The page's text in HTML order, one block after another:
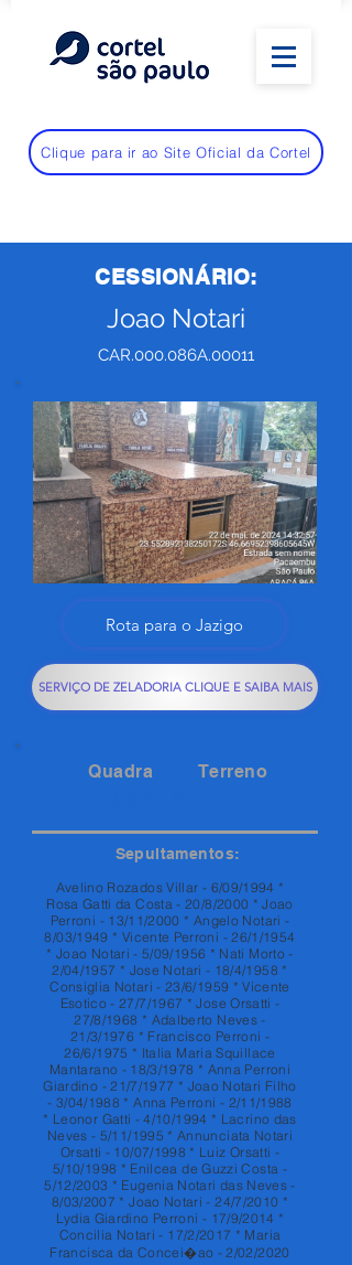
Clique para ir ao Site Oficial da Cortel
CESSIONÁRIO:
Joao Notari
CAR.000.086A.00011
Rota para o Jazigo
SERVIÇO DE ZELADORIA CLIQUE E SAIBA MAIS
Quadra Terreno
Sepultamentos:
Avelino Rozados Villar - 6/09/1994 *
Rosa Gatti da Costa - 20/8/2000 * Joao
Perroni - 13/11/2000 * Angelo Notari -
8/03/1949 * Vicente Perroni - 26/1/1954
* Joao Notari - 5/09/1956 * Nati Morto -
2/04/1957 * Jose Notari - 18/4/1958 *
Consiglia Notari - 23/6/1959 * Vicente
Esotico - 27/7/1967 * Jose Orsatti -
27/8/1968 * Adalberto Neves -
21/3/1976 * Francisco Perroni -
26/6/1975 * Italia Maria Squillace
Mantarano - 18/3/1978 * Anna Perroni
Giardino - 21/7/1977 * Joao Notari Filho
- 3/04/1988 * Anna Perroni - 2/11/1988
* Leonor Gatti - 4/10/1994 * Lacrino das
Neves - 5/11/1995 * Annunciata Notari
Orsatti - 10/07/1998 * Luiz Orsatti -
5/10/1998 * Enilcea de Guzzi Costa -
5/12/2003 * Eugenia Notari das Neves -
8/03/2007 * Joao Notari - 24/7/2010 *
Lydia Giardino Perroni - 17/9/2014 *
Concilia Notari - 17/2/2017 * Maria
Francisca da Concei�ao - 2/02/2020